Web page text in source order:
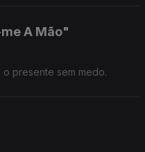
A Mão"
presente sem medo.